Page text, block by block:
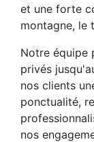
et une forte
montagne, le
Notre équipe
privés
nos clients
ponctualité,
nos